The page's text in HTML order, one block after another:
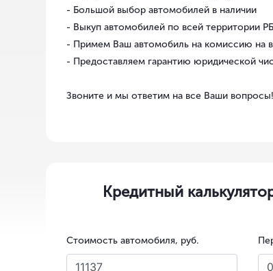
- Большой выбор автомобилей в наличии
- Выкуп автомобилей по всей территории
- Примем Ваш автомобиль на комиссию на
- Предоставляем гарантию юридической
Звоните и мы ответим на все Ваши вопросы!
Кредитный
Стоимость автомобиля, руб.